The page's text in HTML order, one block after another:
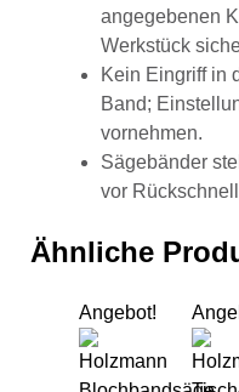
angegebenen
Werkstück
Kein Eingriff in
Band;
vornehmen.
Sägebänder
vor
Ähnliche
Angebot!